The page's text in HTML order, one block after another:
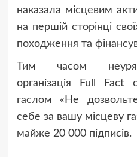
наказала місцевим
на першій сторінці
походження та
Тим часом
організація Full Fact
гаслом «Не
себе за вашу місцеву
майже 20 000 підписів.